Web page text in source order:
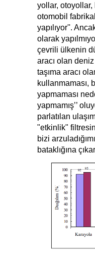
yollar,
otomobil
yapılıyor''.
olarak
çevrili ülkenin
aracı olan
taşıma aracı
kullanmaması,
yapmaması
yapmamış’’
parlatılan
"etkinlik"
bizi
bataklığına